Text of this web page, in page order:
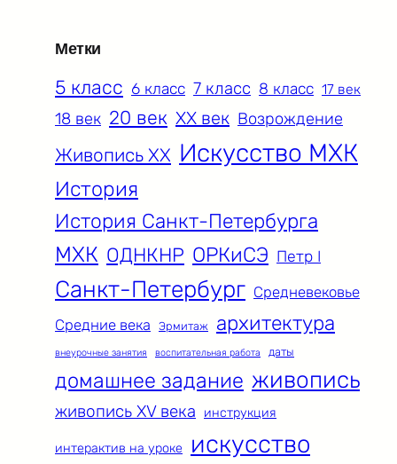
Метки
5 класс 6 класс 7 класс 8 класс 17 век
18 век 20 век XX век Возрождение
Живопись XX Искусство МХК
История
История Санкт-Петербурга
МХК ОДНКНР ОРКиСЭ Петр I
Санкт-Петербург Средневековье
Средние века
Эрмитаж архитектура
внеурочные занятия воспитательная работа даты
домашнее задание живопись
живопись XV века инструкция
интерактив на уроке искусство